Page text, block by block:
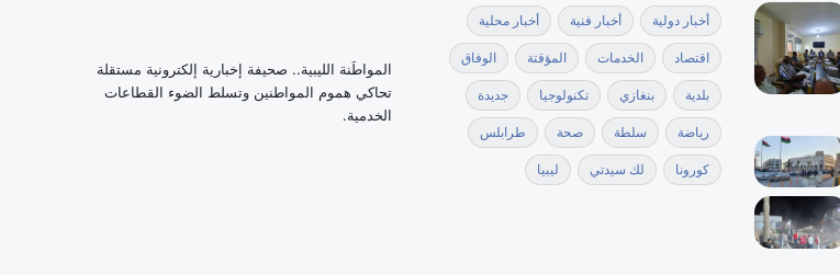
أخبار دولية أخبار فنية أخبار محلية
اقتصاد الخدمات المؤقتة الوفاق
بلدية بنغازي تكنولوجيا جديدة
رياضة سلطة صحة طرابلس
كورونا لك سيدتي ليبيا
‏المواطَنة الليبية.. صحيفة إخبارية إلكترونية مستقلة
تحاكي هموم المواطنين وتسلط الضوء القطاعات
الخدمية.